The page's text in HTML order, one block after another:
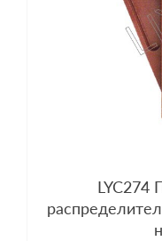
LYC274